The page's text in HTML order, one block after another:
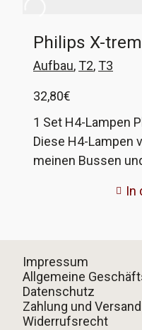
Philips X-
Aufbau,T2,T3
32,80€
1 Set H4-Lampen
Diese H4-Lampen
meinen Bussen
Lichtausbeute.
Ja, die Haltbarkeit
kürzer als bei
sich überlegen,
wert ist. Nach
In
Impressum
Allgemeine
Datenschutz
Zahlung und Versand
Widerrufsrecht